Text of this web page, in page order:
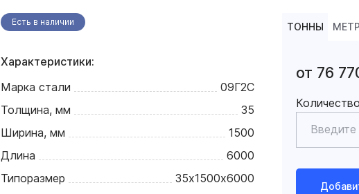
Есть в наличии
Характеристики:
Марка стали
09Г2С
Толщина, мм
35
Ширина, мм
1500
Длина
6000
Типоразмер
35х1500х6000
ТОННЫ
от 76